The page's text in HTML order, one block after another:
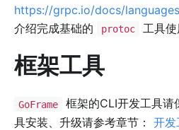
https://grpc.io/docs/
介绍完成基础的
protoc 工具使
框架工具
GoFrame 框架的CLI开发工具请
具安装、升级请参考章节： 开发